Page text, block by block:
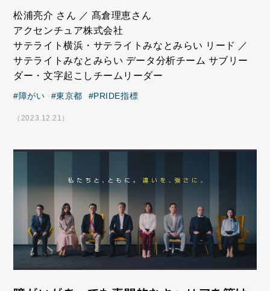
松浦亮介 さん ／ 髙倉理恵さん
アクセンチュア株式会社
サテライト横浜・サテライトみなとみらい リード ／
サテライトみなとみらい データ分析チーム サブリー
ダー・文字起こしチームリーダー
障がい 東京都 PRIDE指標
（2023.12.21）